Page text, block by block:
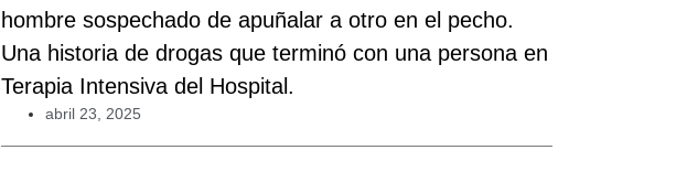
hombre sospechado de apuñalar a otro en el pecho.
Una historia de drogas que terminó con una persona en
Terapia Intensiva del Hospital.
abril 23, 2025